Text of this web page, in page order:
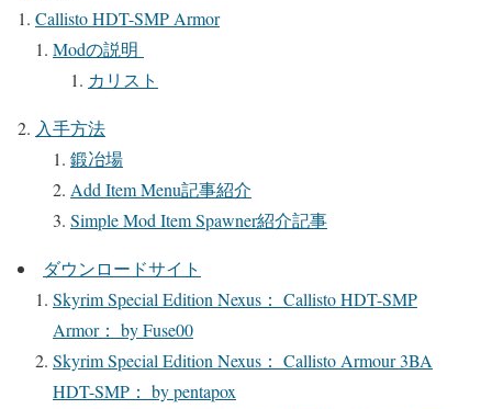
Callisto HDT-SMP Armor
Modの説明
カリスト
入手方法
鍛冶場
Add Item Menu記事紹介
Simple Mod Item Spawner紹介記事
ダウンロードサイト
Skyrim Special Edition Nexus： Callisto HDT-SMP
Armor： by Fuse00
Skyrim Special Edition Nexus： Callisto Armour 3BA
HDT-SMP： by pentapox